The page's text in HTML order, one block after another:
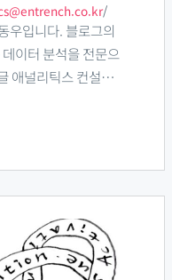
/
우입니다. 블로그의
이터 분석을 전문으
애널리틱스 컨설턴
구글 애널리틱스를